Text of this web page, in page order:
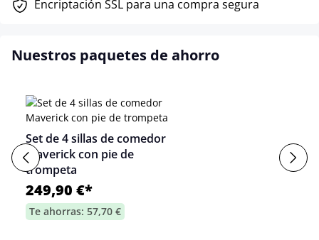
Encriptación SSL para una compra segura
Nuestros paquetes de ahorro
Set de 4 sillas de comedor
Maverick con pie de
trompeta
249,90 €*
Te ahorras: 57,70 €